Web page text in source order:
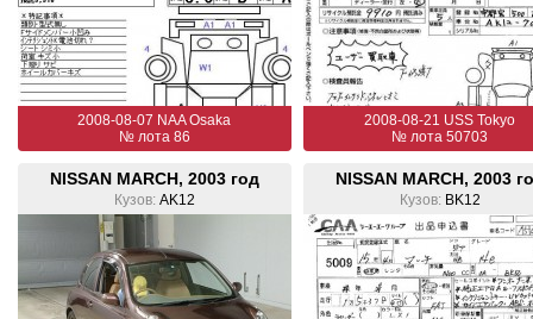
2008-08-07 NAA Osaka
№ лота 86
2008-08-21 USS Tokyo
№ лота 50703
NISSAN MARCH, 2003 год
Кузов: AK12
NISSAN MARCH, 2003
Кузов: BK12